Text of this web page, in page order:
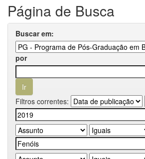
Página de Busca
Buscar em:
por
Filtros correntes: